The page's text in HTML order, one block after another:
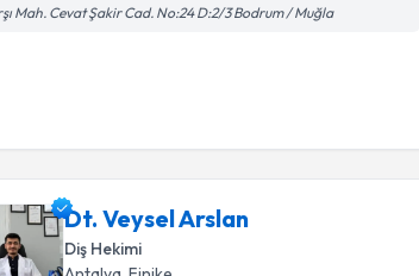
Mah. Cevat Şakir Cad. No:24 D:2/3 Bodrum / Muğla
Dt. Veysel Arslan
Diş Hekimi